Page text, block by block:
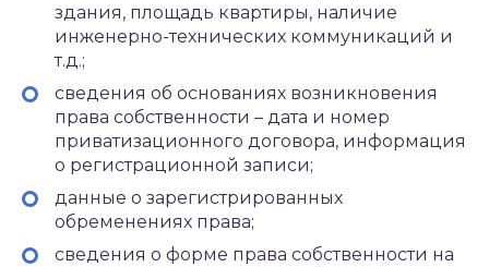
здания, площадь квартиры, наличие
инженерно-технических коммуникаций и
т.д.;
сведения об основаниях возникновения
права собственности – дата и номер
приватизационного договора, информация
о регистрационной записи;
данные о зарегистрированных
обременениях права;
сведения о форме права собственности на